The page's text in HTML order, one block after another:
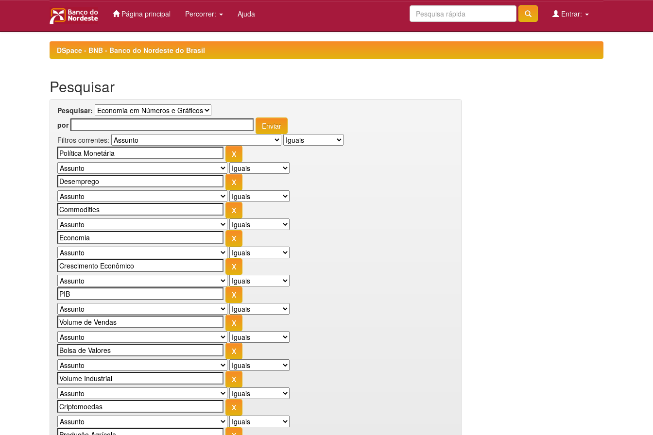
Página principal Percorrer: Ajuda Entrar:
DSpace - BNB - Banco do Nordeste do Brasil
Pesquisar
Pesquisar:
por
Filtros correntes: